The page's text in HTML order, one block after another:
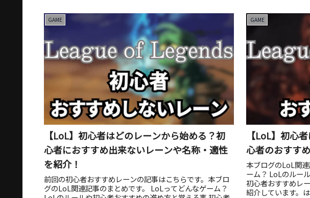
GAME
【LoL】初心者はどのレーンから始める？初
心者におすすめ出来ないレーンや名称・適性
を紹介！
前回の初心者おすすめレーンの記事はこちらです。本ブロ
グのLoL関連記事のまとめです。 LoLってどんなゲーム？
GAME
【LoL】初心
心者のおすす
本ブログのLoL関
ーム？ LoLのルー
初心者おすすめレ
紹介しています。